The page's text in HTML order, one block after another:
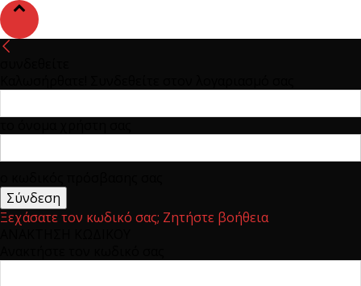
Ξεχάσατε τον κωδικό σας; Ζητήστε βοήθεια